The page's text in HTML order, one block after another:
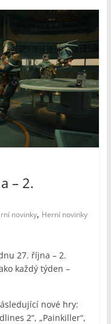
– 2.
novinky, Herní novinky
27. října – 2.
každý týden –
nové hry:
2“, „Painkiller“,